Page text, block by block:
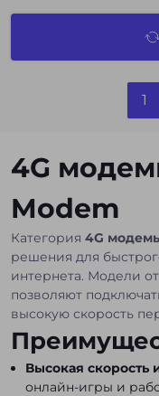
1
4G
Modem
Категория 4G
решения для
интернета. Модели
позволяют
высокую скорость
Высокая скорость
онлайн-игры и